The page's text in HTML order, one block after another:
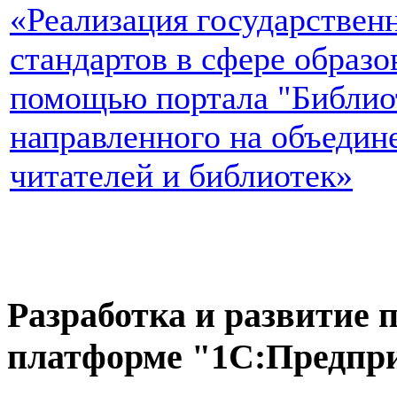
«Реализация
стандартов в сфере
помощью портала
направленного на
читателей и библиотек»
Разработка и
платформе